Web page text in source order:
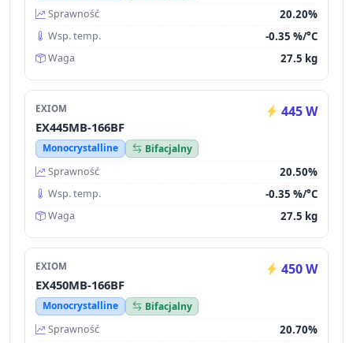
Sprawność
20.20%
Wsp. temp. -0.35 %/°C
Waga 27.5 kg
EXIOM 445 W
EX445MB-166BF
Monocrystalline
Bifacjalny
Sprawność
20.50%
Wsp. temp. -0.35 %/°C
Waga 27.5 kg
EXIOM 450 W
EX450MB-166BF
Monocrystalline
Bifacjalny
Sprawność
20.70%